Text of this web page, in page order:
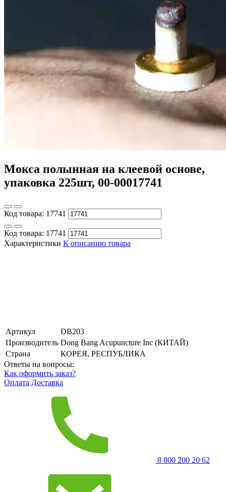
Мокса полынная на клеевой основе,
упаковка 225шт, 00-00017741
Код товара: 17741
Код товара: 17741
Характеристики К описанию товара
Артикул
DB203
Производитель Dong Bang Acupuncture Inc (КИТАЙ)
Страна
КОРЕЯ, РЕСПУБЛИКА
Ответы на вопросы:
Как оформить заказ?
Оплата Доставка
8 800 200 20 62